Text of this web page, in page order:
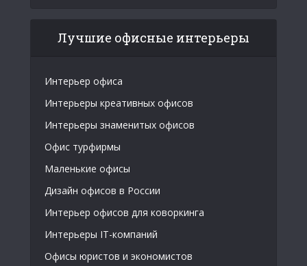
Лучшие офисные интерьеры
Интерьер офиса
Интерьеры креативных офисов
Интерьеры знаменитых офисов
Офис турфирмы
Маленькие офисы
Дизайн офисов в России
Интерьер офисов для коворкинга
Интерьеры IT-компаний
Офисы юристов и экономистов